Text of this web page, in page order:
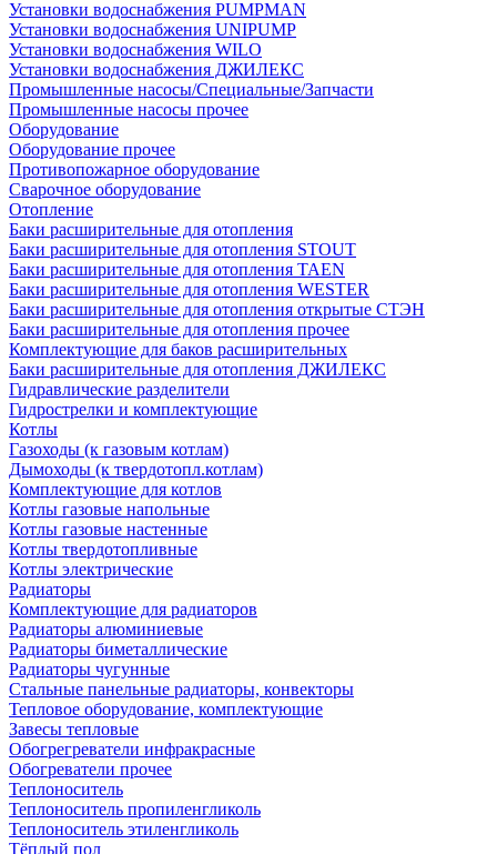
Установки водоснабжения PUMPMAN
Установки водоснабжения UNIPUMP
Установки водоснабжения WILO
Установки водоснабжения ДЖИЛЕКС
Промышленные насосы/Специальные/Запчасти
Промышленные насосы прочее
Оборудование
Оборудование прочее
Противопожарное оборудование
Сварочное оборудование
Отопление
Баки расширительные для отопления
Баки расширительные для отопления STOUT
Баки расширительные для отопления TAEN
Баки расширительные для отопления WESTER
Баки расширительные для отопления открытые СТЭН
Баки расширительные для отопления прочее
Комплектующие для баков расширительных
Баки расширительные для отопления ДЖИЛЕКС
Гидравлические разделители
Гидрострелки и комплектующие
Котлы
Газоходы (к газовым котлам)
Дымоходы (к твердотопл.котлам)
Комплектующие для котлов
Котлы газовые напольные
Котлы газовые настенные
Котлы твердотопливные
Котлы электрические
Радиаторы
Комплектующие для радиаторов
Радиаторы алюминиевые
Радиаторы биметаллические
Радиаторы чугунные
Стальные панельные радиаторы, конвекторы
Тепловое оборудование, комплектующие
Завесы тепловые
Обогрегреватели инфракрасные
Обогреватели прочее
Теплоноситель
Теплоноситель пропиленгликоль
Теплоноситель этиленгликоль
Тёплый пол